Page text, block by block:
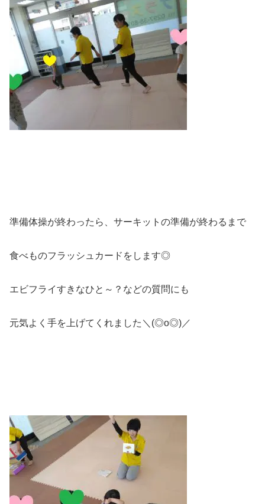
準備体操が終わったら、サーキットの準備が終わるまで
食べものフラッシュカードをします◎
エビフライすきなひと～？などの質問にも
元気よく手を上げてくれました＼(◎o◎)／